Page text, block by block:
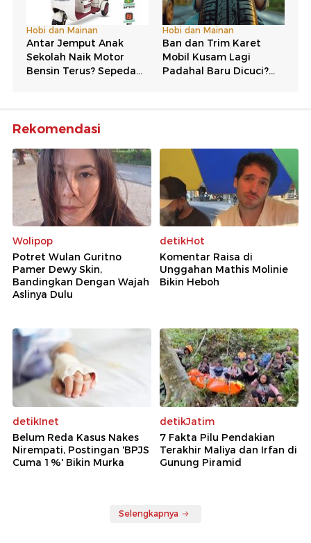
Rekomendasi
Wolipop
Potret Wulan Guritno
Pamer Dewy Skin,
Bandingkan Dengan Wajah
Aslinya Dulu
detikHot
Komentar Raisa di
Unggahan Mathis Molinie
Bikin Heboh
detikInet
Belum Reda Kasus Nakes
Nirempati, Postingan 'BPJS
Cuma 1%' Bikin Murka
detikJatim
7 Fakta Pilu Pendakian
Terakhir Maliya dan Irfan di
Gunung Piramid
Selengkapnya